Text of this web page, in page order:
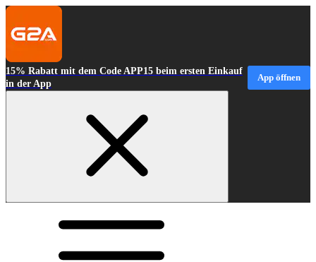
15% Rabatt mit dem Code APP15 beim ersten Einkauf
in der App
App öffnen